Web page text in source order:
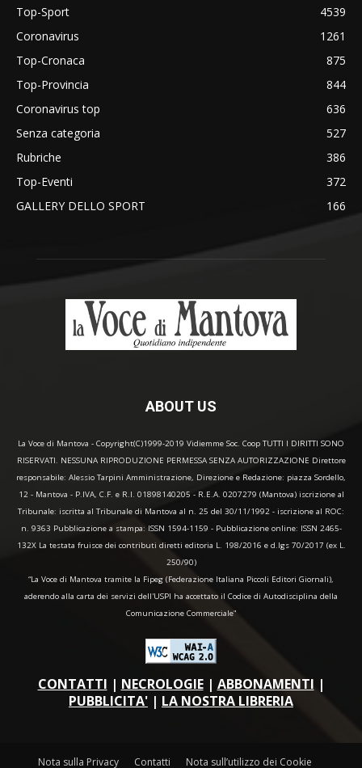
Top-Sport
4539
Coronavirus
1261
Top-Cronaca
875
Top-Provincia
844
Coronavirus top
636
Senza categoria
527
Rubriche
386
Top-Eventi
372
GALLERY DELLO SPORT
166
ABOUT US
La Voce di Mantova - Copyright(C)1999-2019 Vidiemme Soc. Coop TUTTI I DIRITTI SONO
RISERVATI. NESSUNA RIPRODUZIONE PERMESSA SENZA AUTORIZZAZIONE Direttore
responsabile: Alessio Tarpini Amministrazione, Direzione e Redazione: piazza Sordello,
12 - Mantova - P.IVA, C.F. e R.I. 01898140205 - R.E.A. 0207279 (Mantova) iscrizione al
Tribunale: iscritta al Tribunale di Mantova al n. 25 del 30/11/1992 - iscrizione al ROC:
n. 9363 Pubblicazione a stampa: ISSN 1594-1159 - Pubblicazione online: ISSN 2465-
132X La testata fruisce dei contributi diretti editoria L. 198/2016 e d.lgs 70/2017 (ex L.
250/90)
“La Voce di Mantova tramite la Fipeg (Federazione Italiana Piccoli Editori Giornali),
aderendo alla carta dei servizi dell'USPI ha accettato il Codice di Autodisciplina della
Comunicazione Commerciale"
CONTATTI | NECROLOGIE| ABBONAMENTI |
PUBBLICITA' | LA NOSTRA LIBRERIA
Nota sulla Privacy Contatti Nota sull’utilizzo dei Cookie